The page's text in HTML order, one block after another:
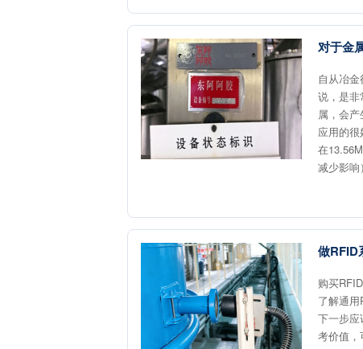
对于金
自从冶
说，是
属，会
应用的
在
减少影
做RFID
购买
了解通
下一步
考价值，